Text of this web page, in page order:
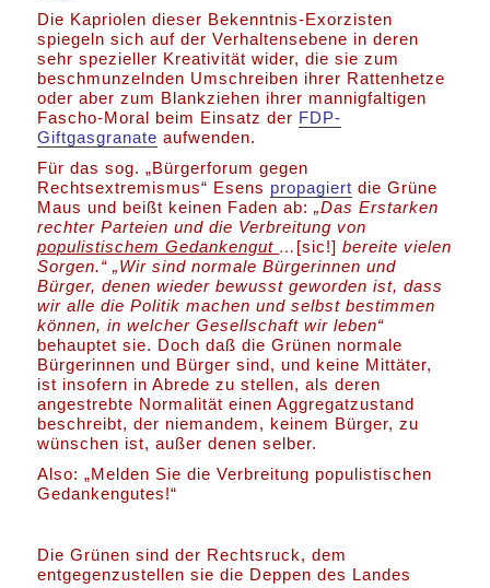
Die Kapriolen dieser Bekenntnis-Exorzisten
spiegeln sich auf der Verhaltensebene in deren
sehr spezieller Kreativität wider, die sie zum
beschmunzelnden Umschreiben ihrer Rattenhetze
oder aber zum Blankziehen ihrer mannigfaltigen
Fascho-Moral beim Einsatz der FDP-
Giftgasgranate aufwenden.
Für das sog. „Bürgerforum gegen
Rechtsextremismus“ Esens propagiert die Grüne
Maus und beißt keinen Faden ab:„Das Erstarken
rechter Parteien und die Verbreitung von
populistischem Gedankengut … [sic!] bereite vielen
Sorgen.“„Wir sind normale Bürgerinnen und
Bürger, denen wieder bewusst geworden ist, dass
wir alle die Politik machen und selbst bestimmen
können, in welcher Gesellschaft wir leben“
behauptet sie. Doch daß die Grünen normale
Bürgerinnen und Bürger sind, und keine Mittäter,
ist insofern in Abrede zu stellen, als deren
angestrebte Normalität einen Aggregatzustand
beschreibt, der niemandem, keinem Bürger, zu
wünschen ist, außer denen selber.
Also: „Melden Sie die Verbreitung populistischen
Gedankengutes!“
Die Grünen sind der Rechtsruck, dem
entgegenzustellen sie die Deppen des Landes